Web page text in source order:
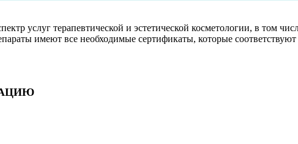
услуг терапевтической и эстетической косметологии, в том
имеют все необходимые сертификаты, которые соответствуют